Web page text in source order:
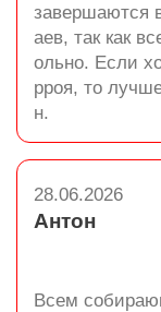
завершаются
аев, так как
ольно. Если
рроя, то
н.
28.06.2026
Антон
Всем